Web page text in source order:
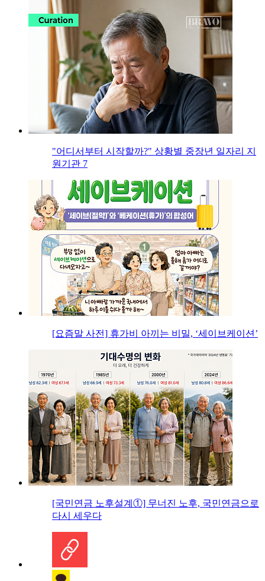
"어디서부터 시작할까?" 상황별 중장년 일자리 지
원기관 7
[요즘말 사전] 휴가비 아끼는 비밀, ‘세이브케이션’
[국민연금 노후설계①] 무너진 노후, 국민연금으로
다시 세우다